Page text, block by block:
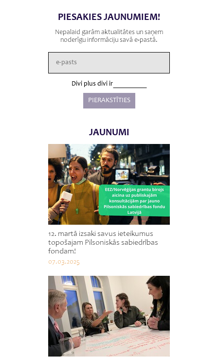
PIESAKIES JAUNUMIEM!
Nepalaid garām aktualitātes un saņem
noderīgu informāciju savā e-pastā.
Divi plus divi ir
JAUNUMI
12. martā izsaki savus ieteikumus
topošajam Pilsoniskās sabiedrības
fondam!
07.03.2025